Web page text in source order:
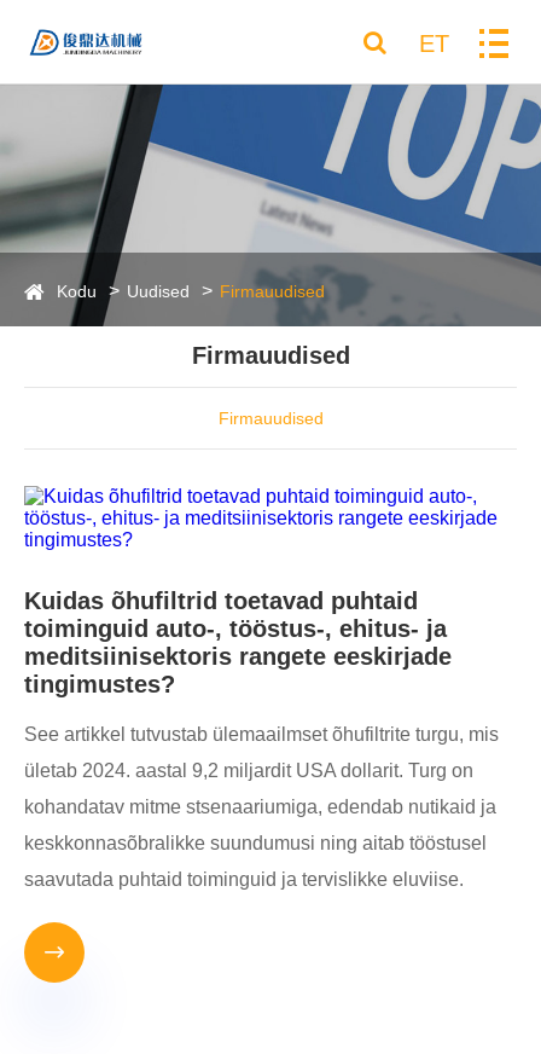
ET
Kodu Uudised Firmauudised
Firmauudised
Firmauudised
Kuidas õhufiltrid toetavad puhtaid
toiminguid auto-, tööstus-, ehitus- ja
meditsiinisektoris rangete eeskirjade
tingimustes?
See artikkel tutvustab ülemaailmset õhufiltrite turgu, mis
ületab 2024. aastal 9,2 miljardit USA dollarit. Turg on
kohandatav mitme stsenaariumiga, edendab nutikaid ja
keskkonnasõbralikke suundumusi ning aitab tööstusel
saavutada puhtaid toiminguid ja tervislikke eluviise.
